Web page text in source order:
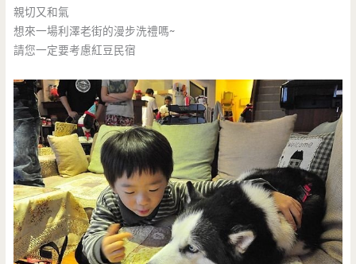
親切又和氣
想來一場利澤老街的漫步洗禮嗎~
請您一定要考慮紅豆民宿